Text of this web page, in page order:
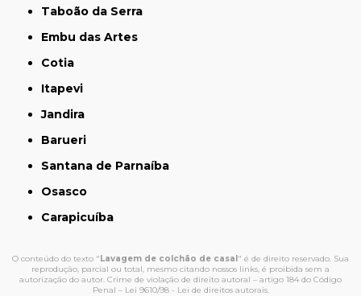
Taboão da Serra
Embu das Artes
Cotia
Itapevi
Jandira
Barueri
Santana de Parnaíba
Osasco
Carapicuíba
O conteúdo do texto "Lavagem de colchão de casal" é de direito reservado. Sua
reprodução, parcial ou total, mesmo citando nossos links, é proibida sem a
autorização do autor. Crime de violação de direito autoral – artigo 184 do Código
Penal – Lei 9610/98 - Lei de direitos autorais.